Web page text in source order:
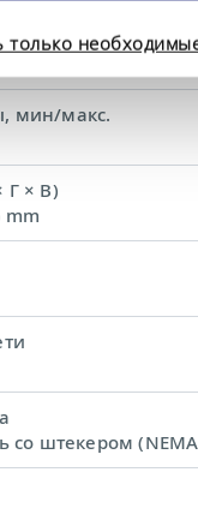
только
макс. (нагнетание)
мин/макс.
× В)
mm
со штекером